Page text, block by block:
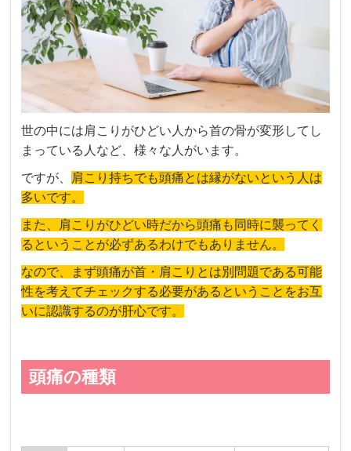
世の中には肩こりがひどい人から首の骨が変形してし
まっている人など、様々な人がいます。
ですが、
肩こり持ちでも頭痛とは縁がないという人は
多いです。
また、肩こりがひどい時だから頭痛も同時に襲ってく
るということが必ずあるわけでもありません。
なので、まず頭痛が首・肩こりとは別問題である可能
性を考えてチェックする必要があるということをお互
いに認識するのが肝心です。
頭痛の種類